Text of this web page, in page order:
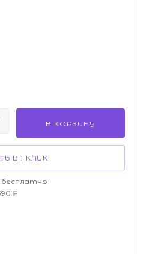
В КОРЗИНУ
В 1 КЛИК
бесплатно
₽